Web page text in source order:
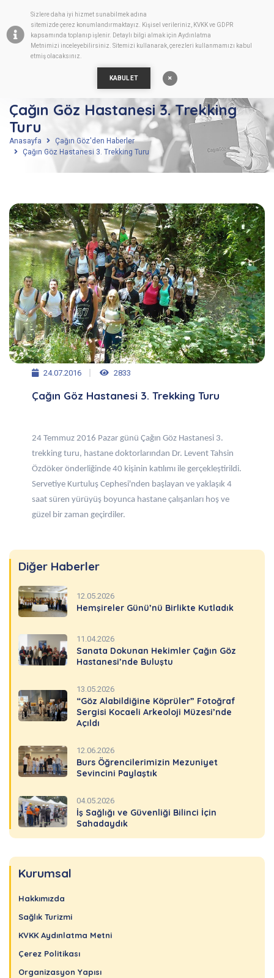
Sizlere daha iyi hizmet sunabilmek adına
sitemizdeçerez konumlandırmaktayız. Kişisel verileriniz, KVKK ve GDPR
kapsamında toplanıp işlenir. Detaylı bilgi almak için Aydınlatma
Metnimizi inceleyebilirsiniz. Sitemizi kullanarak, çerezleri kullanmamızı kabul
etmiş olacaksınız.
KABUL ET
Çağın Göz Hastanesi 3. Trekking
Turu
Anasayfa
Çağın Göz'den Haberler
Çağın Göz Hastanesi 3. Trekking Turu
24.07.2016 2833
Çağın Göz Hastanesi 3. Trekking Turu
24 Temmuz 2016 Pazar günü Çağın Göz Hastanesi 3.
trekking turu, hastane doktorlarından Dr. Levent Tahsin
Özdöker önderliğinde 40 kişinin katılımı ile gerçekleştirildi.
Servetiye Kurtuluş Cephesi'nden başlayan ve yaklaşık 4
saat süren yürüyüş boyunca hastane çalışanları hoş ve
güzel bir zaman geçirdiler.
Diğer Haberler
12.05.2026
Hemşireler Günü’nü Birlikte Kutladık
11.04.2026
Sanata Dokunan Hekimler Çağın Göz
Hastanesi’nde Buluştu
13.05.2026
“Göz Alabildiğine Köprüler” Fotoğraf
Sergisi Kocaeli Arkeoloji Müzesi’nde
Açıldı
12.06.2026
Burs Öğrencilerimizin Mezuniyet
Sevincini Paylaştık
04.05.2026
İş Sağlığı ve Güvenliği Bilinci İçin
Sahadaydık
Kurumsal
Hakkımızda
Sağlık Turizmi
KVKK Aydınlatma Metni
Çerez Politikası
Organizasyon Yapısı